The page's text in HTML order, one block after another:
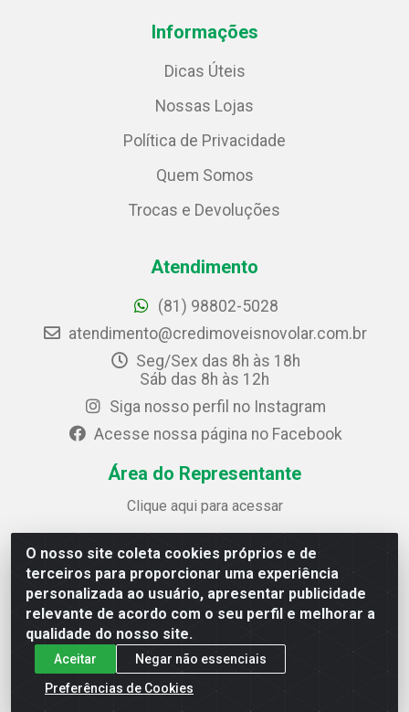
O nosso site coleta cookies próprios e de
terceiros para proporcionar uma experiência
personalizada ao usuário, apresentar publicidade
relevante de acordo com o seu perfil e melhorar a
qualidade do nosso site.
Aceitar
Negar não essenciais
Preferências de Cookies
Informações
Dicas Úteis
Nossas Lojas
Política de Privacidade
Quem Somos
Trocas e Devoluções
Atendimento
(81) 98802-5028
atendimento@credimoveisnovolar.com.br
Seg/Sex das 8h às 18h
Sáb das 8h às 12h
Siga nosso perfil no Instagram
Acesse nossa página no Facebook
Área do Representante
Clique aqui para acessar
Credimóveis Novolar Ltda
Rua José Alves Bezerra, 430 - Prazeres - Jaboatão dos
Guararapes / PE - CEP 54.325-610
CNPJ: 09.930.165/0013-70